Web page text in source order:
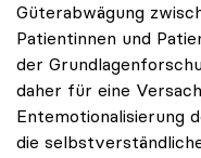
Güterabwägung
Patientinnen und
der
daher für eine
Entemotionalisierung
die